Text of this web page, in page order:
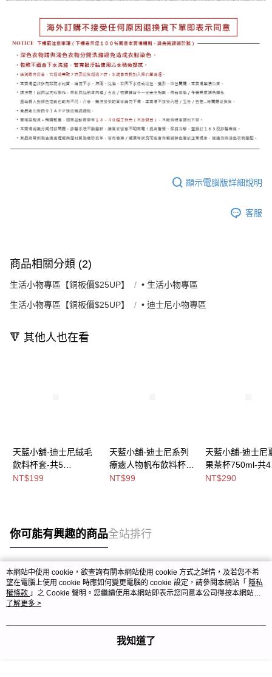
顯示電腦版詳細說明
客服
商品相關分類 (2)
生活小物專區【銅板價$25UP】 • 生活小物專區
生活小物專區【銅板價$25UP】 • 迪士尼小物專區
🔻 其他人也在看
天藍小舖-迪士尼絨毛
飲料杯套-共5
色-$199【A11115760
NT$199
天藍小舖-迪士尼系列
療癒人物帆布飲料杯
套-共11
NT$99
天藍小舖-迪士尼
果茶杯750ml-共4
色-$290【
NT$290
你可能有興趣的商品全站排行
熱門標籤
本網站中使用 cookie，欲查詢有關本網站使用 cookie 方式之詳情，及若您不希
望在電腦上使用 cookie 時應如何變更電腦的 cookie 設定，請參閱本網站「 隱私
權條款 」之 Cookie 聲明。您繼續使用本網站即表示您同意本公司得按本網站使
用條款之 Cookie 聲明使用 cookie。
了解更多 >
我知道了